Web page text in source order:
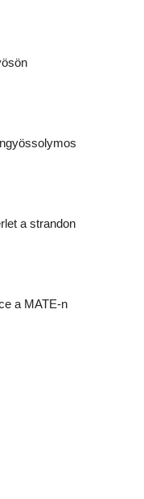
a strandon
a MATE-n